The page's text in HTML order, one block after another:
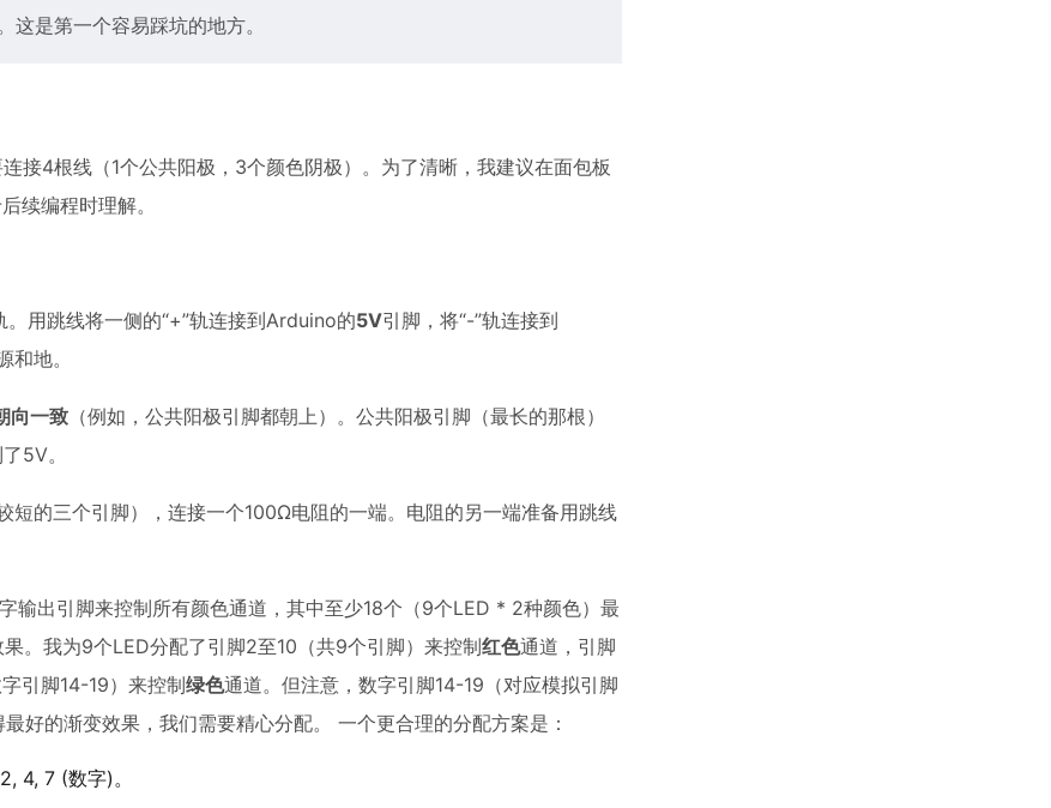
是第一个容易踩坑的地方。
接4根线（1个公共阳极，3个颜色阴极）。为了清晰，我建议在面包板
续编程时理解。
。用跳线将一侧的“+”轨连接到Arduino的5V引脚，将“-”轨连接到
地。
向一致 （例如，公共阳极引脚都朝上）。公共阳极引脚（最长的那根）
5V。
短的三个引脚），连接一个100Ω电阻的一端。电阻的另一端准备用跳线
输出引脚来控制所有颜色通道，其中至少18个（9个LED * 2种颜色）最
。我为9个LED分配了引脚2至10（共9个引脚）来控制红色通道，引脚
引脚14-19）来控制绿色通道。但注意，数字引脚14-19（对应模拟引脚
好的渐变效果，我们需要精心分配。 一个更合理的分配方案是：
4, 7 (数字)。